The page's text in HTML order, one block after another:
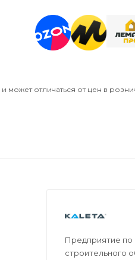
может отличаться от цен в
Предприятие по
строительного